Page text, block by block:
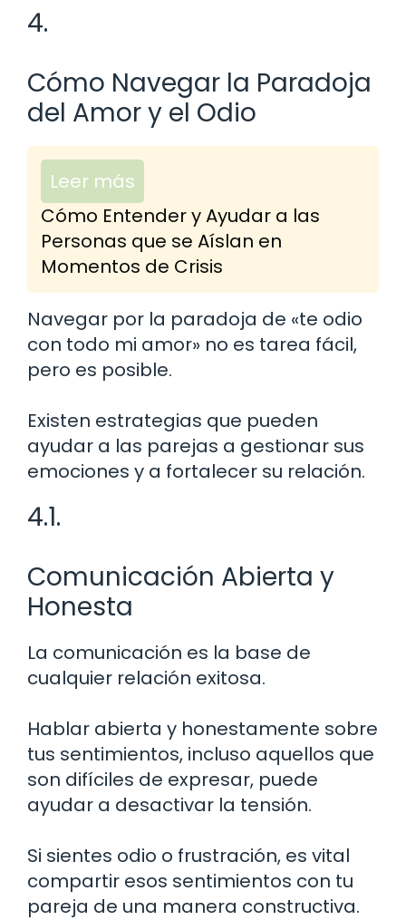
4.
Cómo Navegar la Paradoja
del Amor y el Odio
Leer más
Cómo Entender y Ayudar a las
Personas que se Aíslan en
Momentos de Crisis
Navegar por la paradoja de «te odio
con todo mi amor» no es tarea fácil,
pero es posible.
Existen estrategias que pueden
ayudar a las parejas a gestionar sus
emociones y a fortalecer su relación.
4.1.
Comunicación Abierta y
Honesta
La comunicación es la base de
cualquier relación exitosa.
Hablar abierta y honestamente sobre
tus sentimientos, incluso aquellos que
son difíciles de expresar, puede
ayudar a desactivar la tensión.
Si sientes odio o frustración, es vital
compartir esos sentimientos con tu
pareja de una manera constructiva.